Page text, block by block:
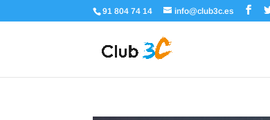
91 804 74 14 info@club3c.es